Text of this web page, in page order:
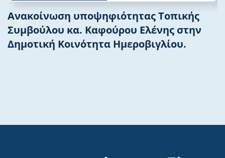
Ανακοίνωση υποψηφιότητας Τοπικής
Συμβούλου κα. Καφούρου Ελένης στην
Δημοτική Κοινότητα Ημεροβιγλίου.